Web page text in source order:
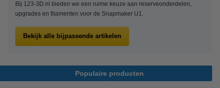
Bij 123-3D.nl bieden we een ruime keuze aan reserveonderdelen,
upgrades en filamenten voor de Snapmaker U1.
Bekijk alle bijpassende artikelen
Populaire producten